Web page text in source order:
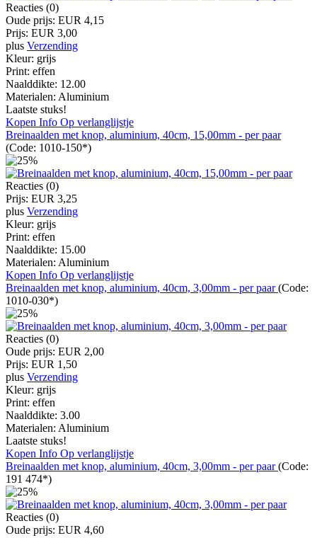
Reacties (0)
Oude prijs: EUR 4,15
Prijs: EUR 3,00
plus Verzending
Kleur: grijs
Print: effen
Naalddikte: 12.00
Materialen: Aluminium
Laatste stuks!
Kopen Info Op verlanglijstje
Breinaalden met knop, aluminium, 40cm, 15,00mm - per paar
(Code: 1010-150*)
Reacties (0)
Prijs: EUR 3,25
plus Verzending
Kleur: grijs
Print: effen
Naalddikte: 15.00
Materialen: Aluminium
Kopen Info Op verlanglijstje
Breinaalden met knop, aluminium, 40cm, 3,00mm - per paar(Code:
1010-030*)
Reacties (0)
Oude prijs: EUR 2,00
Prijs: EUR 1,50
plus Verzending
Kleur: grijs
Print: effen
Naalddikte: 3.00
Materialen: Aluminium
Laatste stuks!
Kopen Info Op verlanglijstje
Breinaalden met knop, aluminium, 40cm, 3,00mm - per paar(Code:
191 474*)
Reacties (0)
Oude prijs: EUR 4,60